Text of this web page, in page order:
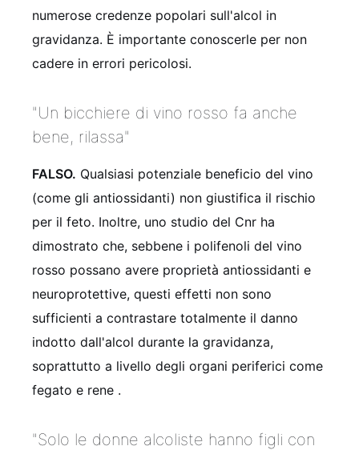
numerose credenze popolari sull'alcol in
gravidanza. È importante conoscerle per non
cadere in errori pericolosi.
"Un bicchiere di vino rosso fa anche
bene, rilassa"
FALSO. Qualsiasi potenziale beneficio del vino
(come gli antiossidanti) non giustifica il rischio
per il feto. Inoltre, uno studio del Cnr ha
dimostrato che, sebbene i polifenoli del vino
rosso possano avere proprietà antiossidanti e
neuroprotettive, questi effetti non sono
sufficienti a contrastare totalmente il danno
indotto dall'alcol durante la gravidanza,
soprattutto a livello degli organi periferici come
fegato e rene .
"Solo le donne alcoliste hanno figli con